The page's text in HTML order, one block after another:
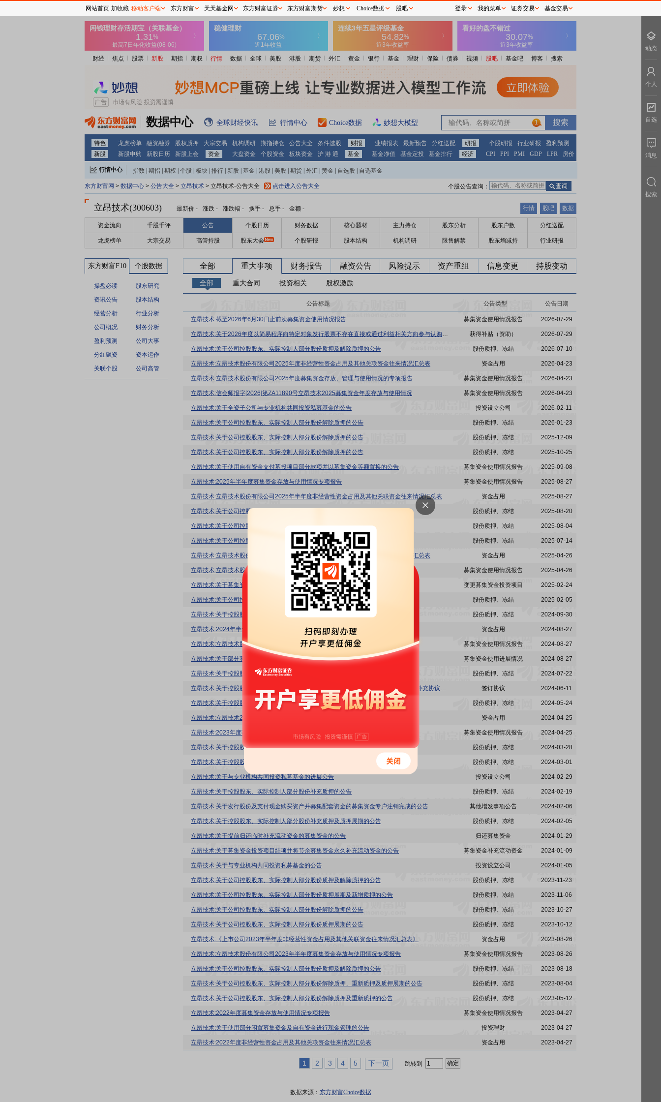
财经 焦点 股票 新股 期指 期权 行情 数据 全球 美股 港股 期货 外汇 黄金 银行 基金 理财 保险 债券 视频 股吧 基金吧 博客 搜索
数据中心 全球财经快讯 行情中心 Choice数据 妙想大模型 1
特色 龙虎榜单 融资融券 股权质押 大宗交易 机构调研 期指持仓 公告大全 条件选股 财报 业绩报表 最新预告 分红送配 研报 个股研报 行业研报
盈利预测
新股
新股申购 新股日历 新股上会 资金 大盘资金 个股资金 板块资金 沪 港 通 基金 基金净值 基金定投 基金排行 经济 CPI PPI PMI GDP LPR 房价
行情中心 指数 期指 期权 个股 板块 排行 新股 基金 港股 美股 期货 外汇 黄金 自选股 自选基金
东方财富网 > 数据中心 > 公告大全 > 立昂技术 > 立昂技术-公告大全 点击进入公告大全 个股公告查询：
立昂技术(300603) 最新价 - 涨跌 - 涨跌幅 - 换手 - 总手 - 金额 - 行情 股吧 数据
资金流向 千股千评 公告 个股日历 财务数据 核心题材 主力持仓 股东分析 股东户数 分红送配
龙虎榜单 大宗交易 高管持股 股东大会 个股研报 股本结构 机构调研 限售解禁 股东增减持 行业研报
东方财富F10 个股数据
操盘必读
股东研究
资讯公告
股本结构
经营分析
行业分析
公司概况
财务分析
盈利预测
公司大事
分红融资
资本运作
关联个股
公司高管
全部 重大事项 财务报告 融资公告 风险提示 资产重组 信息变更 持股变动
全部 重大合同 投资相关 股权激励
公告标题 公告类型 公告日期
立昂技术:截至2026年6月30日止前次募集资金使用情况报告 募集资金使用情况报告 2026-07-29
立昂技术:关于2026年度以简易程序向特定对象发行股票不存在直接或通过利益相关方向参与认购的投资者提供财务资助或补偿的公告 获得补贴（资助） 2026-07-29
立昂技术:关于公司控股股东、实际控制人部分股份质押及解除质押的公告 股份质押、冻结 2026-07-10
立昂技术:立昂技术股份有限公司2025年度非经营性资金占用及其他关联资金往来情况汇总表 资金占用 2026-04-23
立昂技术:立昂技术股份有限公司2025年度募集资金存放、管理与使用情况的专项报告 募集资金使用情况报告 2026-04-23
立昂技术:信会师报字[2026]第ZA11890号立昂技术2025募集资金年度存放与使用情况 募集资金使用情况报告 2026-04-23
立昂技术:关于全资子公司与专业机构共同投资私募基金的公告 投资设立公司 2026-02-11
立昂技术:关于公司控股股东、实际控制人部分股份解除质押的公告 股份质押、冻结 2026-01-23
立昂技术:关于公司控股股东、实际控制人部分股份解除质押的公告 股份质押、冻结 2025-12-09
立昂技术:关于公司控股股东、实际控制人部分股份解除质押的公告 股份质押、冻结 2025-10-25
立昂技术:关于使用自有资金支付募投项目部分款项并以募集资金等额置换的公告 募集资金使用情况报告 2025-09-08
立昂技术:2025年半年度募集资金存放与使用情况专项报告 募集资金使用情况报告 2025-08-27
立昂技术:立昂技术股份有限公司2025年半年度非经营性资金占用及其他关联资金往来情况汇总表 资金占用 2025-08-27
立昂技术:关于公司控股股东、实际控制人部分股份质押的公告 股份质押、冻结 2025-08-20
立昂技术:关于公司控股股东、实际控制人部分股份质押及解除质押的公告 股份质押、冻结 2025-08-04
立昂技术:关于公司控股股东、实际控制人部分股份解除质押及质押的公告 股份质押、冻结 2025-07-14
立昂技术:立昂技术股份有限公司2024年度非经营性资金占用及其他关联资金往来情况汇总表 资金占用 2025-04-26
立昂技术:立昂技术股份有限公司2024年度募集资金年度存放与使用情况专项报告 募集资金使用情况报告 2025-04-26
立昂技术:关于募集资金投资项目延期的公告 变更募集资金投资项目 2025-02-24
立昂技术:关于公司控股股东、实际控制人部分股份质押及解除质押的公告 股份质押、冻结 2025-02-05
立昂技术:关于控股股东、实际控制人部分股份质押展期的公告 股份质押、冻结 2024-09-30
立昂技术:2024年半年度非经营性资金占用及其他关联资金往来情况汇总表 资金占用 2024-08-27
立昂技术:立昂技术股份有限公司2024年半年度募集资金存放与使用情况专项报告 募集资金使用情况报告 2024-08-27
立昂技术:关于部分募集资金投资项目延期的公告 募集资金使用进展情况 2024-08-27
立昂技术:关于控股股东、实际控制人部分股份解除质押的公告 股份质押、冻结 2024-07-22
立昂技术:关于控股股东、实际控制人及其一致行动人协议转让公司部分股份进展暨签署补充协议的公告 签订协议 2024-06-11
立昂技术:关于控股股东、实际控制人部分股份补充质押的公告 股份质押、冻结 2024-05-24
立昂技术:立昂技术2023年度非经营性资金占用及其他关联资金往来情况汇总表 资金占用 2024-04-25
立昂技术:2023年度募集资金存放与使用情况专项报告 募集资金使用情况报告 2024-04-25
立昂技术:关于控股股东、实际控制人部分股份解除质押的公告 股份质押、冻结 2024-03-28
立昂技术:关于控股股东、实际控制人部分股份质押及解除质押的公告 股份质押、冻结 2024-03-01
立昂技术:关于与专业机构共同投资私募基金的进展公告 投资设立公司 2024-02-29
立昂技术:关于控股股东、实际控制人部分股份补充质押的公告 股份质押、冻结 2024-02-19
立昂技术:关于发行股份及支付现金购买资产并募集配套资金的募集资金专户注销完成的公告 其他增发事项公告 2024-02-06
立昂技术:关于控股股东、实际控制人部分股份补充质押及质押展期的公告 股份质押、冻结 2024-02-05
立昂技术:关于提前归还临时补充流动资金的募集资金的公告 归还募集资金 2024-01-29
立昂技术:关于募集资金投资项目结项并将节余募集资金永久补充流动资金的公告 募集资金补充流动资金 2024-01-09
立昂技术:关于与专业机构共同投资私募基金的公告 投资设立公司 2024-01-05
立昂技术:关于公司控股股东、实际控制人部分股份质押及解除质押的公告 股份质押、冻结 2023-11-23
立昂技术:关于公司控股股东、实际控制人部分股份质押展期及新增质押的公告 股份质押、冻结 2023-11-06
立昂技术:关于公司控股股东、实际控制人部分股份解除质押的公告 股份质押、冻结 2023-10-27
立昂技术:关于公司控股股东、实际控制人部分股份质押展期的公告 股份质押、冻结 2023-10-12
立昂技术:《上市公司2023年半年度非经营性资金占用及其他关联资金往来情况汇总表》 资金占用 2023-08-26
立昂技术:立昂技术股份有限公司2023年半年度募集资金存放与使用情况专项报告 募集资金使用情况报告 2023-08-26
立昂技术:关于公司控股股东、实际控制人部分股份质押及解除质押的公告 股份质押、冻结 2023-08-18
立昂技术:关于公司控股股东、实际控制人部分股份解除质押、重新质押及质押展期的公告 股份质押、冻结 2023-08-04
立昂技术:关于公司控股股东、实际控制人部分股份解除质押及重新质押的公告 股份质押、冻结 2023-05-12
立昂技术:2022年度募集资金存放与使用情况专项报告 募集资金使用情况报告 2023-04-27
立昂技术:关于使用部分闲置募集资金及自有资金进行现金管理的公告 投资理财 2023-04-27
立昂技术:2022年度非经营性资金占用及其他关联资金往来情况汇总表 资金占用 2023-04-27
1 2 3 4 5 下一页 跳转到
数据来源： 东方财富Choice数据
网站首页 加收藏 移动客户端 东方财富 天天基金网 东方财富证券 东方财富期货 妙想 Choice数据 股吧 登录 我的菜单 证券交易 基金交易
动态
个人
自选
消息
搜索